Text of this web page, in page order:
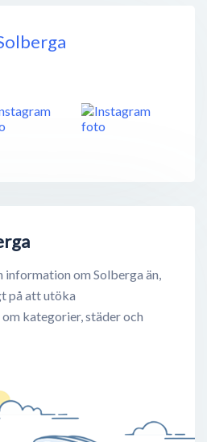
information om Solberga än,
på att utöka
kategorier, städer och